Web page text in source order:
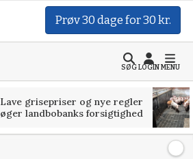
Prøv 30 dage for 30 kr.
SØGLOGINMENU
Lave grisepriser og nye regler
øger landbobanks forsigtighed